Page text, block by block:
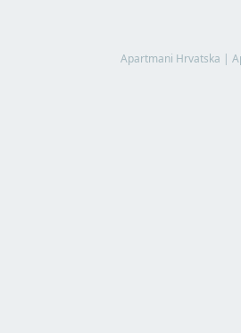
Apartmani Hrvatska |